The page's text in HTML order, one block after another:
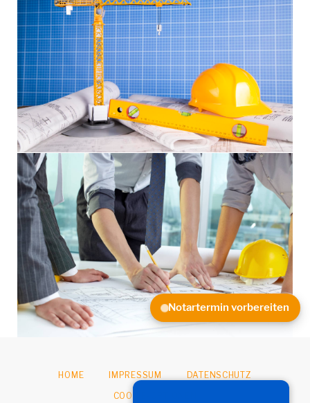
HOME IMPRESSUM
DATENSCHUTZ
COOKIE-OPTIONEN
Notartermin vorbereiten